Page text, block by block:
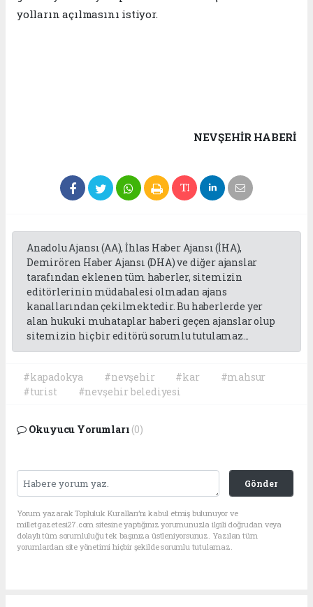
yolların açılmasını istiyor.
NEVŞEHIR HABERİ
Anadolu Ajansı (AA), İhlas Haber Ajansı (İHA),
Demirören Haber Ajansı (DHA) ve diğer ajanslar
tarafından eklenen tüm haberler, sitemizin
editörlerinin müdahalesi olmadan ajans
kanallarından çekilmektedir. Bu haberlerde yer
alan hukuki muhataplar haberi geçen ajanslar olup
sitemizin hiç bir editörü sorumlu tutulamaz...
#kapadokya #nevşehir #kar
#mahsur
#turist
#nevşehir belediyesi
Okuyucu Yorumları (0)
Gönder
Yorum yazarak Topluluk Kuralları’nı kabul etmiş bulunuyor ve
milletgazetesi27.com sitesine yaptığınız yorumunuzla ilgili doğrudan veya
dolaylı tüm sorumluluğu tek başınıza üstleniyorsunuz. Yazılan tüm
yorumlardan site yönetimi hiçbir şekilde sorumlu tutulamaz.